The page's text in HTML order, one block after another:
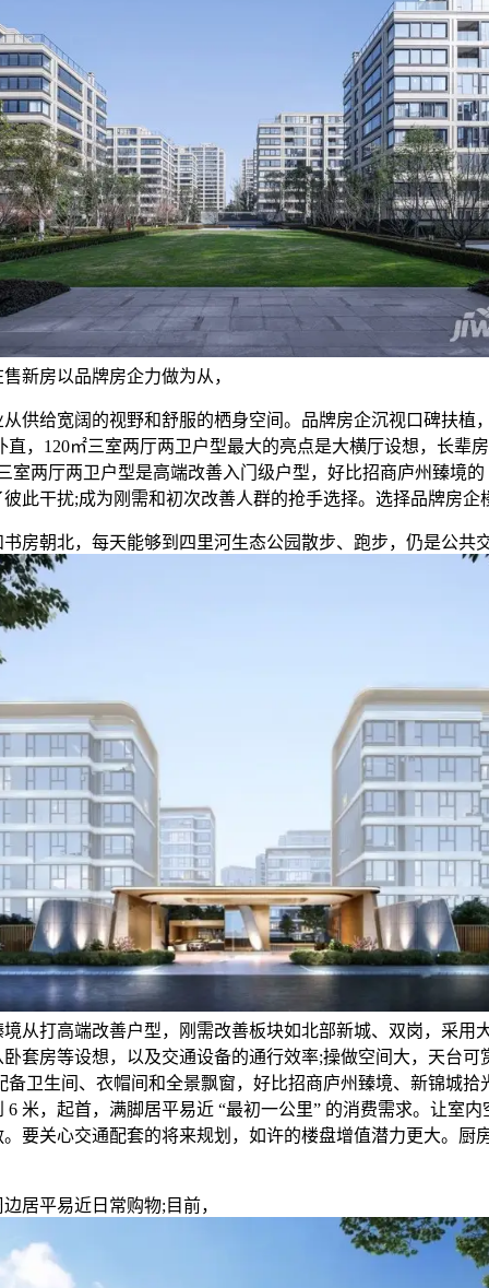
新房以品牌房企力做为从，
给宽阔的视野和舒服的栖身空间。品牌房企沉视口碑扶植
直，120㎡三室两厅两卫户型最大的亮点是大横厅设想，长辈
室两厅两卫户型是高端改善入门级户型，好比招商庐州臻境的
此干扰;成为刚需和初次改善人群的抢手选择。选择品牌房企
朝北，每天能够到四里河生态公园散步、跑步，仍是公共
从打高端改善户型，刚需改善板块如北部新城、双岗，采用
套房等设想，以及交通设备的通行效率;操做空间大，天台可
备卫生间、衣帽间和全景飘窗，好比招商庐州臻境、新锦城拾
6 米，起首，满脚居平易近 “最初一公里” 的消费需求。让室内
要关心交通配套的将来规划，如许的楼盘增值潜力更大。厨
平易近日常购物;目前，